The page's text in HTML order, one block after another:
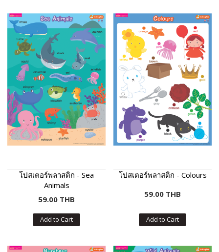
โปสเตอร์พลาสติก - Sea
Animals
59.00 THB
Add to Cart
โปสเตอร์พลาสติก - Colours
59.00 THB
Add to Cart